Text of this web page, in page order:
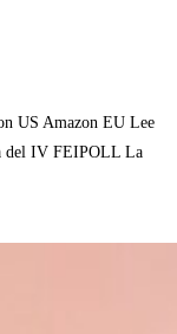
US Amazon EU Lee
del IV FEIPOLL La